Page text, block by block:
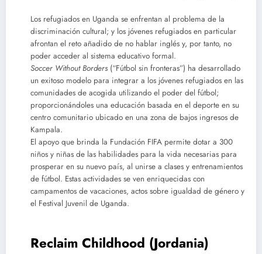
Los refugiados en Uganda se enfrentan al problema de la
discriminación cultural; y los jóvenes refugiados en particular
afrontan el reto añadido de no hablar inglés y, por tanto, no
poder acceder al sistema educativo formal.
Soccer Without Borders (“Fútbol sin fronteras”) ha desarrollado
un exitoso modelo para integrar a los jóvenes refugiados en las
comunidades de acogida utilizando el poder del fútbol;
proporcionándoles una educación basada en el deporte en su
centro comunitario ubicado en una zona de bajos ingresos de
Kampala.
El apoyo que brinda la Fundación FIFA permite dotar a 300
niños y niñas de las habilidades para la vida necesarias para
prosperar en su nuevo país, al unirse a clases y entrenamientos
de fútbol. Estas actividades se ven enriquecidas con
campamentos de vacaciones, actos sobre igualdad de género y
el Festival Juvenil de Uganda.
Reclaim Childhood (Jordania)